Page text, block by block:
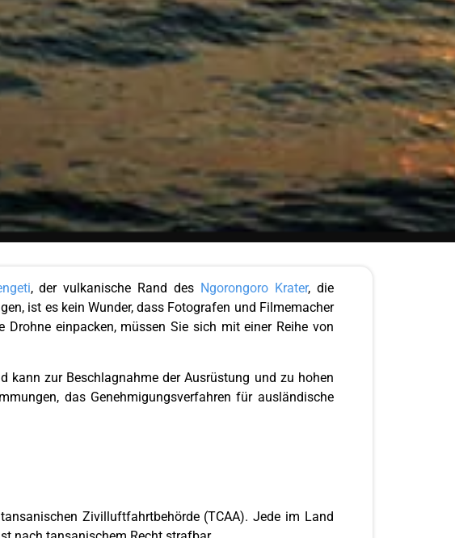
, der vulkanische Rand des Ngorongoro Krater, die
ist es kein Wunder, dass Fotografen und Filmemacher
einpacken, müssen Sie sich mit einer Reihe von
kann zur Beschlagnahme der Ausrüstung und zu hohen
das Genehmigungsverfahren für ausländische
Zivilluftfahrtbehörde (TCAA). Jede im Land